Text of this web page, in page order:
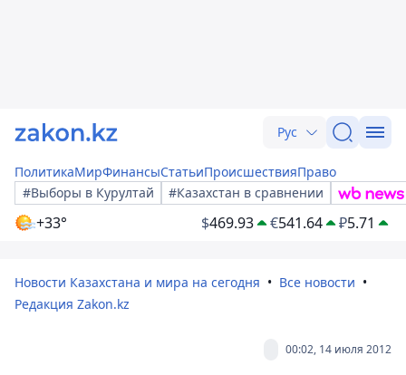
Рус
ПолитикаМирФинансыСтатьиПроисшествияПраво
#Выборы в Курултай
#Казахстан в сравнении
+33° $469.93 €541.64 ₽5.71
Новости Казахстана и мира на сегодня
Все новости
Редакция Zakon.kz
00:02, 14 июля 2012